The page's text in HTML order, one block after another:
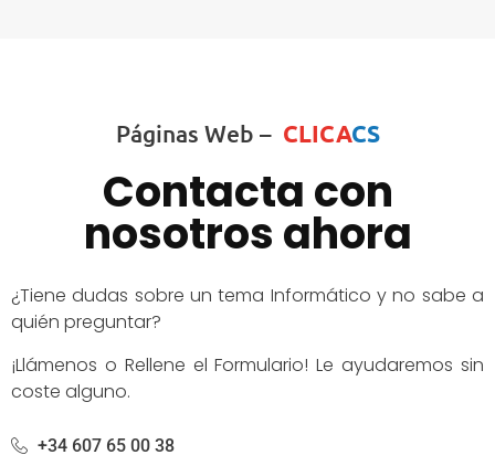
Páginas Web – CLICACS
Contacta con
nosotros ahora
¿Tiene dudas sobre un tema Informático y no sabe a
quién preguntar?
¡Llámenos o Rellene el Formulario! Le ayudaremos sin
coste alguno.
+34 607 65 00 38